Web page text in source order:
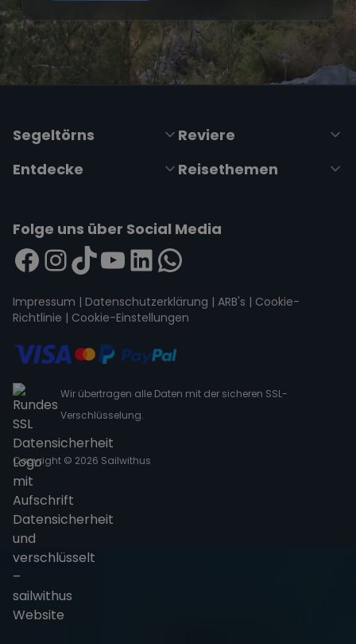
Segeltörns
Reviere
Entdecke
Reisethemen
Folge uns über Social Media
Impressum | Datenschutzerklärung | ARB's | Cookie-
Richtlinie | Cookie-Einstellungen
Wir übertragen alle Daten mit der sicheren SSL-
Verschlüsselung.
Copyright © 2026 Sailwithus